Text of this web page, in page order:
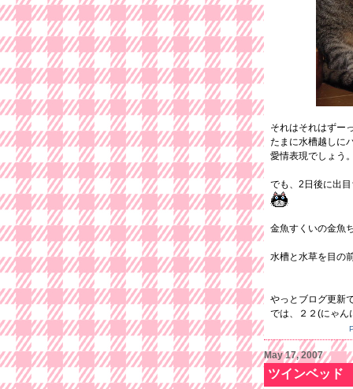
それはそれはずー
たまに水槽越しに
愛情表現でしょう
でも、2日後に出
金魚すくいの金魚
水槽と水草を目の
やっとブログ更新
では、２２(にゃん
May 17, 2007
ツインベッド